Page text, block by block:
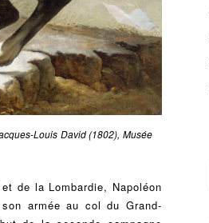
Louis David (1802), Musée
de la Lombardie, Napoléon
armée au col du Grand-